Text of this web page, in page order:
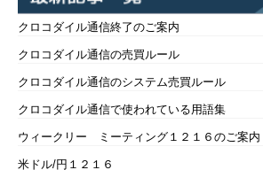
クロコダイル通信終了のご案内
クロコダイル通信の売買ルール
クロコダイル通信のシステム売買ルール
クロコダイル通信で使われている用語集
ウィークリー ミーティング１２１６のご案内
米ドル/円１２１６